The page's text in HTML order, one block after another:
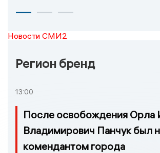
Новости СМИ2
Регион бренд
13:00
После освобождения Орла
Владимирович Панчук был
комендантом города